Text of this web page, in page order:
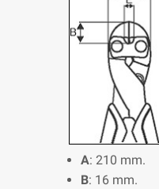
A: 210 mm.
B: 16 mm.